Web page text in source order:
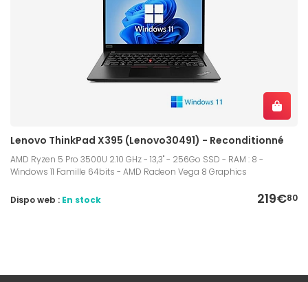
Lenovo ThinkPad X395 (Lenovo30491) - Reconditionné
AMD Ryzen 5 Pro 3500U 2.10 GHz - 13,3" - 256Go SSD - RAM : 8 -
Windows 11 Famille 64bits - AMD Radeon Vega 8 Graphics
219€80
Dispo web : En stock